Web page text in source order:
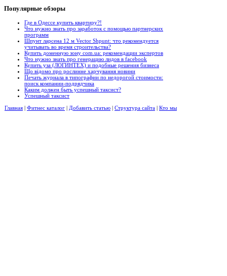
Популярные обзоры
Где в Одессе купить квартиру?!
Что нужно знать про заработок с помощью партнерских
программ
Шпунт ларсена 12 м Vector Shpunt: что рекомендуется
учитывать во время строительства?
Купить доменную зону com.ua: рекомендации экспертов
Что нужно знать про генерацию лидов в facebook
Купить уза (ЛОГИНТЕХ) и подобные решения бизнеса
Що відомо про рослинне харчування новини
Печать журнала в типографии по недорогой стоимости:
поиск компании-подрядчика
Каким должен быть успешный таксист?
Успешный таксист
Главная | Фитнес каталог | Добавить статью | Структура сайта | Кто мы